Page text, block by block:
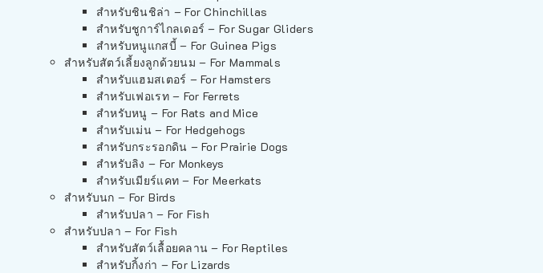
สำหรับชินชิล่า – For Chinchillas
สำหรับชูการ์ไกลเดอร์ – For Sugar Gliders
สำหรับหนูแกสบี้ – For Guinea Pigs
สำหรับสัตว์เลี้ยงลูกด้วยนม – For Mammals
สำหรับแฮมสเตอร์ – For Hamsters
สำหรับเฟอเรท – For Ferrets
สำหรับหนู – For Rats and Mice
สำหรับเม่น – For Hedgehogs
สำหรับกระรอกดิน – For Prairie Dogs
สำหรับลิง – For Monkeys
สำหรับเมียร์แคท – For Meerkats
สำหรับนก – For Birds
สำหรับปลา – For Fish
สำหรับปลา – For Fish
สำหรับสัตว์เลื้อยคลาน – For Reptiles
สำหรับกิ้งก่า – For Lizards